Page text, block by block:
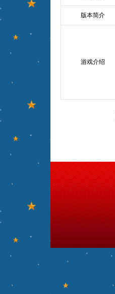
版本简介
游戏介绍